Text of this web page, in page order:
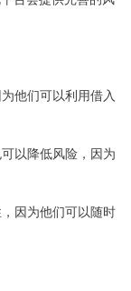
他们可以利用借入
以降低风险，因为
因为他们可以随时